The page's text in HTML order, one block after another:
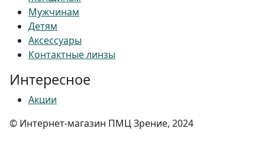
Мужчинам
Детям
Аксессуары
Контактные линзы
Интересное
Акции
© Интернет-магазин ПМЦ Зрение, 2024